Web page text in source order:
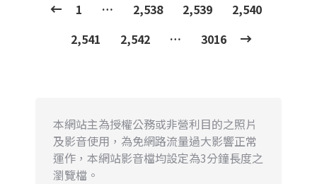
1 … 2,538 2,539
2,540
2,541
2,542 … 3016
本網站主為授權公務或非營利目的之照片
及影音使用，為免網路流量過大影響正常
運作，本網站影音檔均設定為3分鐘長度之
瀏覽檔。